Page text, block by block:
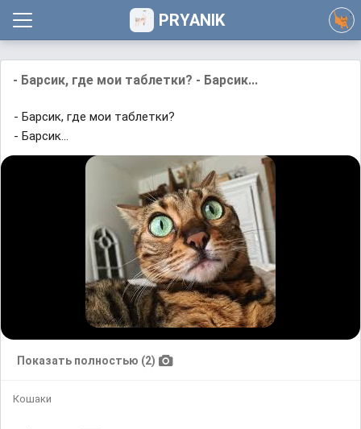
PRYANIK
- Барсик, где мои таблетки? - Барсик...
- Барсик, где мои таблетки?
- Барсик...
Показать полностью (2)
Кошаки